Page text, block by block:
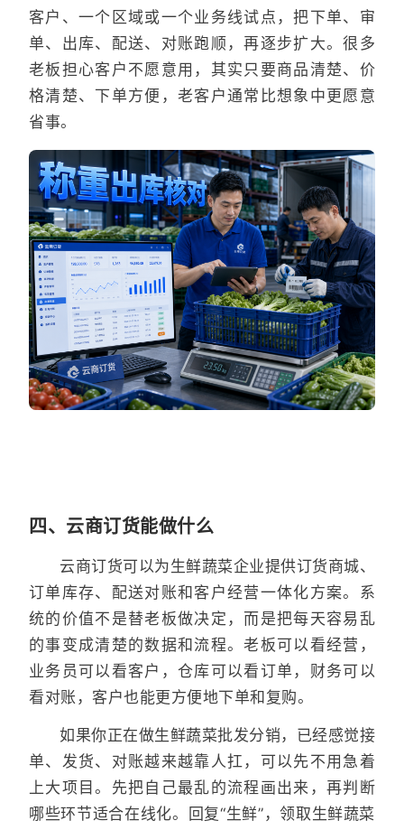
客户、一个区域或一个业务线试点，把下单、审
单、出库、配送、对账跑顺，再逐步扩大。很多
老板担心客户不愿意用，其实只要商品清楚、价
格清楚、下单方便，老客户通常比想象中更愿意
省事。
四、云商订货能做什么
云商订货可以为生鲜蔬菜企业提供订货商城、
订单库存、配送对账和客户经营一体化方案。系
统的价值不是替老板做决定，而是把每天容易乱
的事变成清楚的数据和流程。老板可以看经营，
业务员可以看客户，仓库可以看订单，财务可以
看对账，客户也能更方便地下单和复购。
如果你正在做生鲜蔬菜批发分销，已经感觉接
单、发货、对账越来越靠人扛，可以先不用急着
上大项目。先把自己最乱的流程画出来，再判断
哪些环节适合在线化。回复“生鲜”，领取生鲜蔬菜